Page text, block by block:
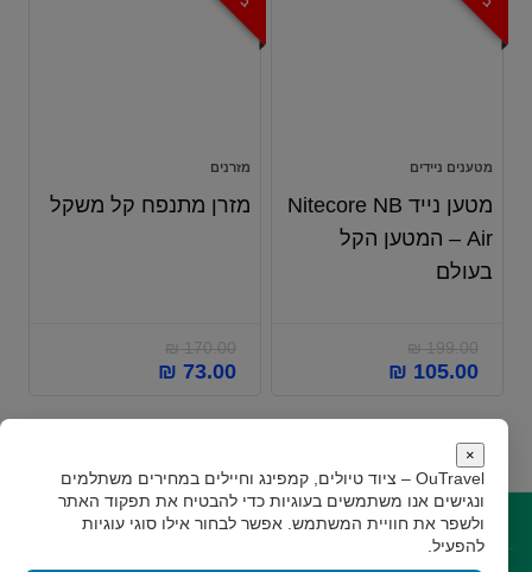
מטענים ניידים
מטען נייד Nitecore NB
Air – המטען הקל
בעולם
₪199.00
₪ 105.00
מזרנים
מזרן מתנפח קל משקל
₪170.00
₪ 73.00
קישורים
×
OuTravel – ציוד טיולים, קמפינג וחיילים במחירים משתלמים
ונגישים אנו משתמשים בעוגיות כדי להבטיח את תפקוד האתר
ולשפר את חוויית המשתמש. אפשר לבחור אילו סוגי עוגיות
להפעיל.